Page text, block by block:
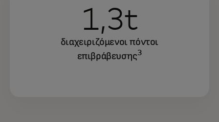
1,3t
διαχειριζόμενοι πόντοι
επιβράβευσης3